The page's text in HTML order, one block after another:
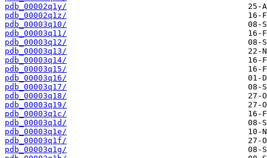
pdb_00002q1y/
pdb_00002q1z/
pdb_00003q10/
pdb_00003q11/
pdb_00003q12/
pdb_00003q13/
pdb_00003q14/
pdb_00003q15/
pdb_00003q16/
pdb_00003q17/
pdb_00003q18/
pdb_00003q19/
pdb_00003q1c/
pdb_00003q1d/
pdb_00003q1e/
pdb_00003q1f/
pdb_00003q1g/